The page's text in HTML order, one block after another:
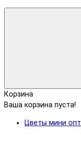
Корзина
Ваша корзина пуста!
Цветы мини опт